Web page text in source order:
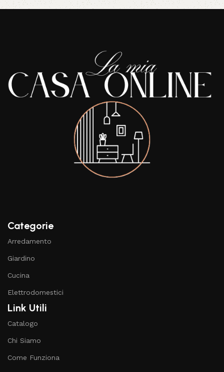
Categorie
Arredamento
Giardino
Cucina
Elettrodomestici
Link Utili
Catalogo
Chi Siamo
Come Funziona